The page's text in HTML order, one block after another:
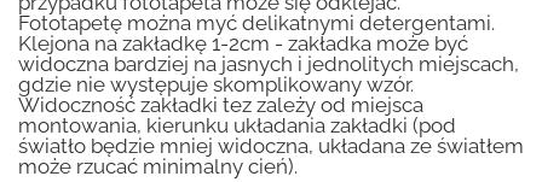
Fototapetę można myć delikatnymi detergentami.
Klejona na zakładkę 1-2cm - zakładka może być
widoczna bardziej na jasnych i jednolitych miejscach,
gdzie nie występuje skomplikowany wzór.
Widoczność zakładki tez zależy od miejsca
montowania, kierunku układania zakładki (pod
światło będzie mniej widoczna, układana ze światłem
może rzucać minimalny cień).